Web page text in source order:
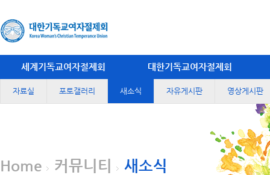
세계기독교여자절제회 대한기독교여자절제회
자료실 포토갤러리 새소식 자유게시판 영상게시판
Home 커뮤니티 새소식